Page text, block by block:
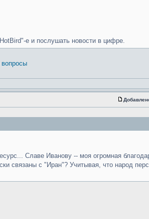
е и послушать новости в цифре.
вопросы
Славе Иванову -- моя огромная
связаны с "Иран"? Учитывая, что народ